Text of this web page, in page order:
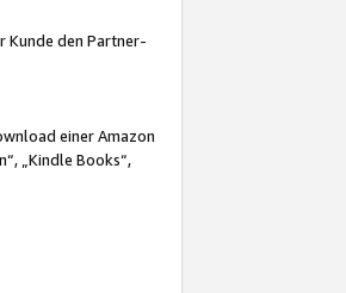
Kunde den Partner-
einer Amazon
„Kindle Books“,